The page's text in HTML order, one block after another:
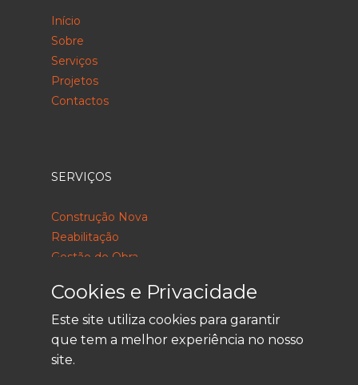
Início
Sobre
Serviços
Projetos
Contactos
SERVIÇOS
Construção Nova
Reabilitação
Gestão de Obra
LEGAL
Cookies e Privacidade
Este site utiliza cookies para garantir
que tem a melhor experiência no nosso
site.